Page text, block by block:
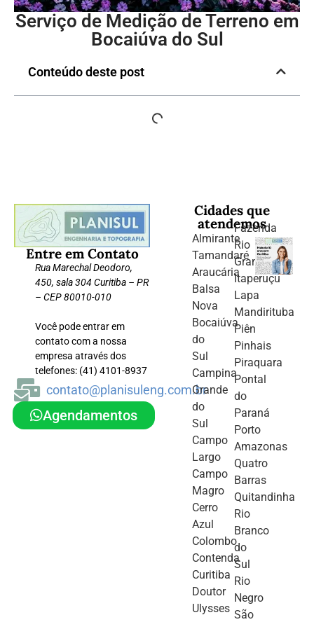
Serviço de Medição de Terreno em
Bocaiúva do Sul
Conteúdo deste post
Entre em Contato
Rua Marechal Deodoro,
450, sala 304 Curitiba – PR
– CEP 80010-010
Você pode entrar em
contato com a nossa
empresa através dos
telefones: (41) 4101-8937
contato@planisuleng.com.br
Agendamentos
Cidades que
atendemos
Almirante
Tamandaré
Araucária
Balsa
Nova
Bocaiúva
do
Sul
Campina
Grande
do
Sul
Campo
Largo
Campo
Magro
Cerro
Azul
Colombo
Contenda
Curitiba
Doutor
Ulysses
Fazenda
Rio
Grande
Itaperuçu
Lapa
Mandirituba
Piên
Pinhais
Piraquara
Pontal
do
Paraná
Porto
Amazonas
Quatro
Barras
Quitandinha
Rio
Branco
do
Sul
Rio
Negro
São